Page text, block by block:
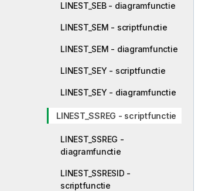
LINEST_SEB - diagramfunctie
LINEST_SEM - scriptfunctie
LINEST_SEM - diagramfunctie
LINEST_SEY - scriptfunctie
LINEST_SEY - diagramfunctie
LINEST_SSREG - scriptfunctie
LINEST_SSREG -
diagramfunctie
LINEST_SSRESID -
scriptfunctie